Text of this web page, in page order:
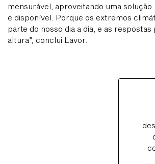
mensurável, aproveitando uma solução
e disponível. Porque os extremos
parte do nosso dia a dia, e as
altura”, conclui Lavor.